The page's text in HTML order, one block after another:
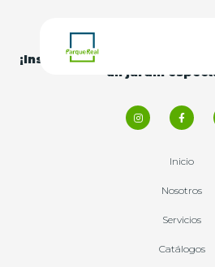
¡Inspírate con nuestras
un jardín
Inicio
Nosotros
Servicios
Catálogos